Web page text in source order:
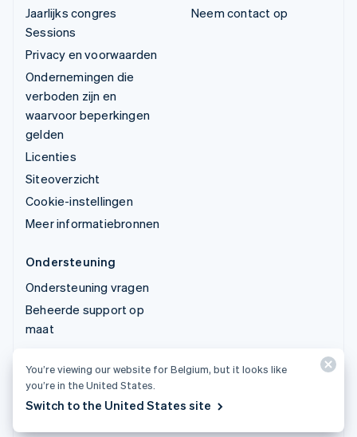
Jaarlijks congres
Sessions
Privacy en voorwaarden
Ondernemingen die
verboden zijn en
waarvoor beperkingen
gelden
Licenties
Siteoverzicht
Cookie-instellingen
Meer informatiebronnen
Neem contact op
Ondersteuning
Ondersteuning vragen
Beheerde support op
maat
© 2026 Stripe, LLC
You’re viewing our website for Belgium, but it looks like
you’re in the United States.
Switch to the United States site